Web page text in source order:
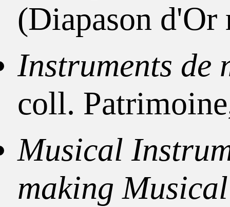
(Diapason d'Or
Instruments de
coll.
Musical
making